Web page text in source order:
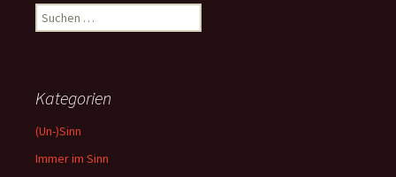
Suchen
nach:
Kategorien
(Un-)Sinn
Immer im Sinn